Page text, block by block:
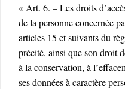
« Art. 6. – Les droits
de la personne concernée
articles 15 et suivants du
précité, ainsi que son droit
à la conservation, à
ses données à caractère